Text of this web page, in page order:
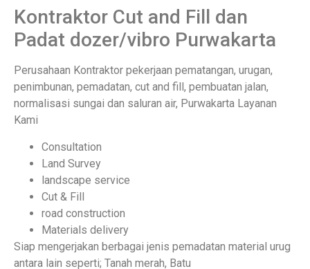
Kontraktor Cut and Fill dan
Padat dozer/vibro Purwakarta
Perusahaan Kontraktor pekerjaan pematangan, urugan,
penimbunan, pemadatan, cut and fill, pembuatan jalan,
normalisasi sungai dan saluran air, Purwakarta Layanan
Kami
Consultation
Land Survey
landscape service
Cut & Fill
road construction
Materials delivery
Siap mengerjakan berbagai jenis pemadatan material urug
antara lain seperti; Tanah merah, Batu